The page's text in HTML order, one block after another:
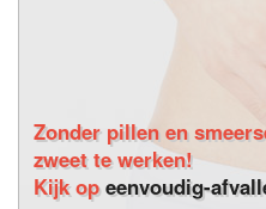
Zonder pillen en
zweet te werken!
Kijk opeenvoudig-